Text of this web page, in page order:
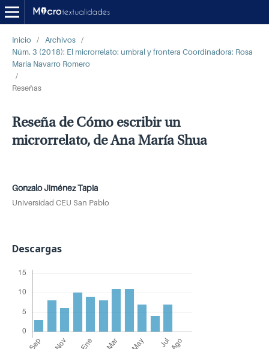
Inicio / Archivos /
Núm. 3 (2018): El microrrelato: umbral y frontera Coordinadora: Rosa
María Navarro Romero
/
Reseñas
Reseña de Cómo escribir un
microrrelato, de Ana María Shua
Gonzalo Jiménez Tapia
Universidad CEU San Pablo
Descargas